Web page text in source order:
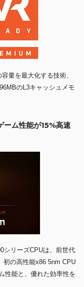
量を最大化する技術、
のL3キャッシュメモ
ーム性能が15%高速
シリーズCPUは、前世代
初の高性能x86 5nm CPU
性能と、優れた効率性を